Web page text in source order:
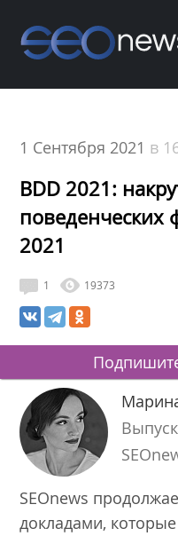
1 Сентября 2021 в
BDD 2021:
поведенческих
2021
1 19373
SEOnews
докладами,